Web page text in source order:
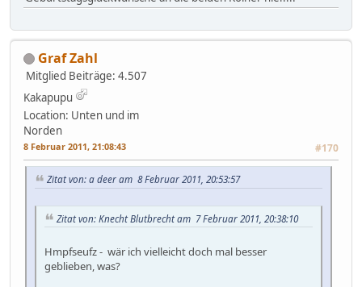
Graf Zahl
Mitglied Beiträge: 4.507
Kakapupu
Location: Unten und im
Norden
8 Februar 2011, 21:08:43 #170
Zitat von: a deer am 8 Februar 2011, 20:53:57
Zitat von: Knecht Blutbrecht am 7 Februar 2011, 20:38:10
Hmpfseufz - wär ich vielleicht doch mal besser
geblieben, was?